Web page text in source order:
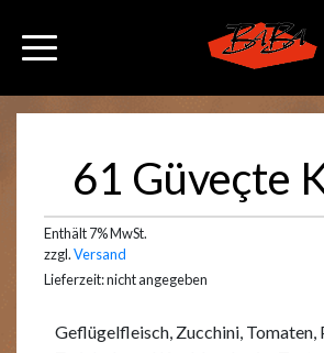
61 Güveçte
Enthält 7% MwSt.
zzgl.Versand
Lieferzeit: nicht angegeben
Geflügelfleisch, Zucchini, Tomaten,